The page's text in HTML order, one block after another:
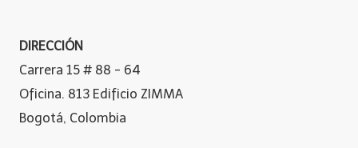
DIRECCIÓN
Carrera 15 # 88 - 64
Oficina. 813 Edificio ZIMMA
Bogotá, Colombia